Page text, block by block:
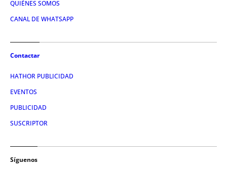
QUIÉNES SOMOS
CANAL DE WHATSAPP
Contactar
HATHOR PUBLICIDAD
EVENTOS
PUBLICIDAD
SUSCRIPTOR
Síguenos